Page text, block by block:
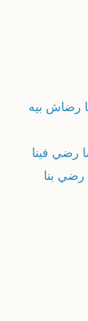
رضاش بيه
رضي فينا
رضي بنا